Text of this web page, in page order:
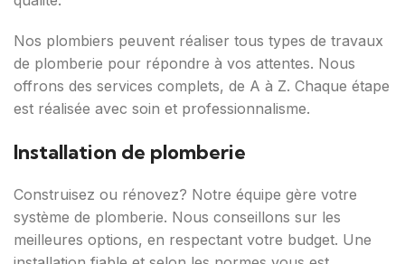
Nos plombiers peuvent réaliser tous types de travaux
de plomberie pour répondre à vos attentes. Nous
offrons des services complets, de A à Z. Chaque étape
est réalisée avec soin et professionnalisme.
Installation de plomberie
Construisez ou rénovez? Notre équipe gère votre
système de plomberie. Nous conseillons sur les
meilleures options, en respectant votre budget. Une